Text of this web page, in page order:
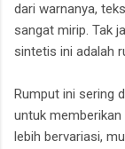
dari warnanya,
sangat mirip. Tak
sintetis ini adalah
Rumput ini sering
untuk memberikan
lebih bervariasi,